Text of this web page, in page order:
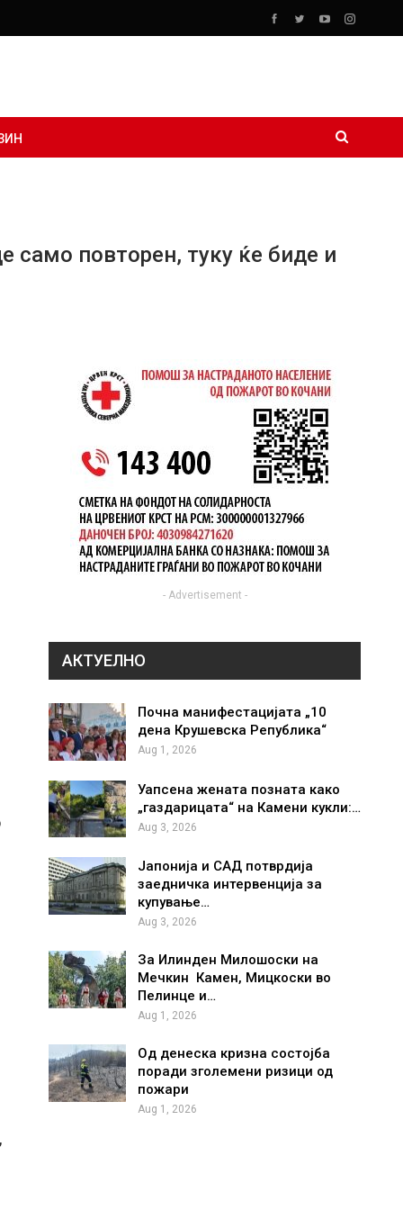
повторен, туку ќе биде и
- Advertisement -
АКТУЕЛНО
Почна манифестацијата „10
дена Крушевска Република“
Aug 1, 2026
Уапсена жената позната како
„газдарицата“ на Камени кукли:…
Aug 3, 2026
Јапонија и САД потврдија
заедничка интервенција за
купување…
Aug 3, 2026
За Илинден Милошоски на
Мечкин Камен, Мицкоски во
Пелинце и…
Aug 1, 2026
Од денеска кризна состојба
поради зголемени ризици од
пожари
Aug 1, 2026